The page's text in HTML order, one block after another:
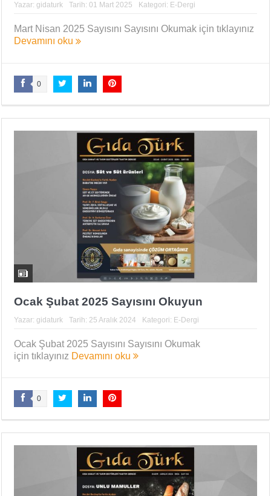
Yazar: gidaturk Tarih: 01 Mart 2025 Kategori: E-Dergi
Mart Nisan 2025 Sayısını Sayısını Okumak için tıklayınız
Devamını oku
0
Ocak Şubat 2025 Sayısını Okuyun
Yazar: gidaturk Tarih: 25 Aralık 2024 Kategori: E-Dergi
Ocak Şubat 2025 Sayısını Sayısını Okumak
için tıklayınız Devamını oku
0